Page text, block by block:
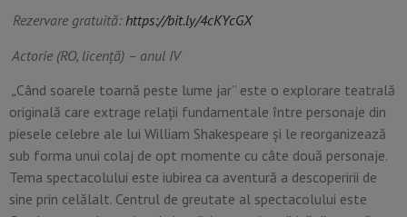
Rezervare gratuită:https://bit.ly/4cKYcGX
Actorie (RO, licență) – anul IV
„Când soarele toarnă peste lume jar” este o explorare teatrală
originală care extrage relații fundamentale între personaje din
piesele celebre ale lui William Shakespeare și le reorganizează
sub forma unui colaj de opt momente cu câte două personaje.
Tema spectacolului este iubirea ca aventură a descoperirii de
sine prin celălalt. Centrul de greutate al spectacolului este